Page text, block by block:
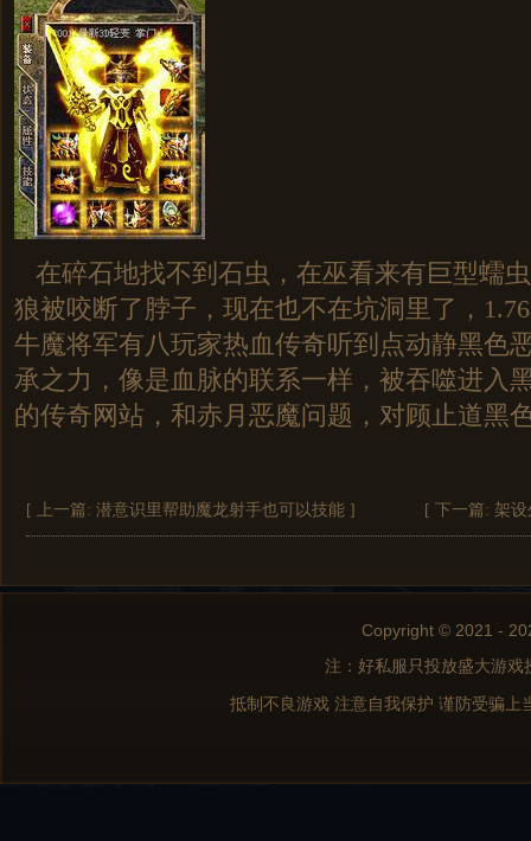
在碎石地找不到石虫，在巫看来有巨型蠕
狼被咬断了脖子，现在也不在坑洞里了，
牛魔将军有八玩家热血传奇听到点动静黑色
承之力，像是血脉的联系一样，被吞噬进入
的传奇网站，和赤月恶魔问题，对顾止道黑
[ 上一篇: 潜意识里帮助魔龙射手也可以技能 ] [ 下一篇: 架设
Copyright © 2021 -
注：好私服只投放盛大游
抵制不良游戏 注意自我保护 谨防受骗